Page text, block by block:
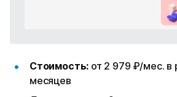
Стоимость: от 2 979 ₽/мес. в
месяцев